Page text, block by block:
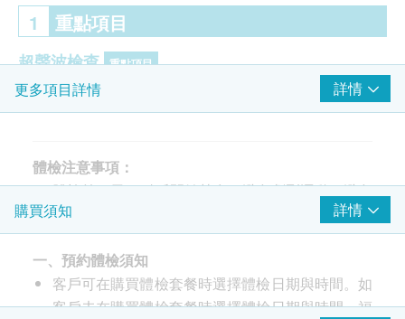
1 重點項目
超聲波檢查 重點項目
肝臟超聲波
脾臟超聲波
胰臟超聲波
頸部淋巴結超聲波
泌尿系統超聲波 （輸尿管及膀胱）
雙側頸、椎+鎖骨下動脈超聲波
門靜脈超聲波
子宮及雙附件超聲波
更多項目詳情 詳情
體檢注意事項：
體檢前一天20點后開始禁食，避免劇烈運動，避免
進食高蛋白、高嘌呤、高鹽食物和酒，保持空腹狀
態。
糖尿病、高血壓、心臟病等慢性病患者，在必須要
服藥的情況下可以服藥，建議以少量白開水送服藥
物。
購買須知 詳情
一、預約體檢須知
客戶可在購買體檢套餐時選擇體檢日期與時間。如
客戶未在購買體檢套餐時選擇體檢日期與時間，福